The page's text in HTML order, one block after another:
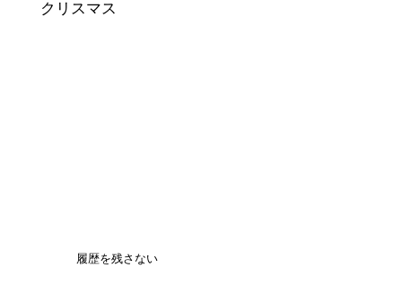
クリスマス
履歴を残さない